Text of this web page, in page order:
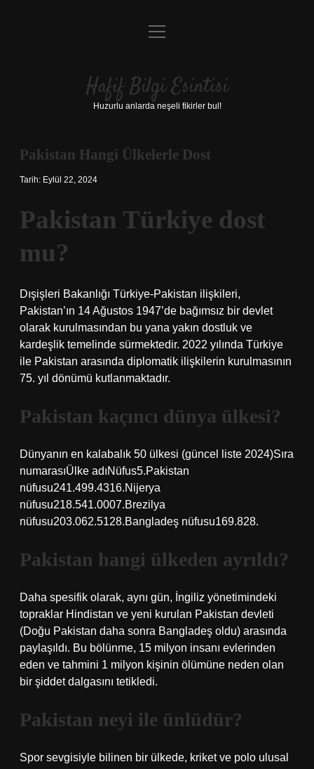
Anasayfa
Yasal Uyarı
menüyü
Hafif Bilgi Esintisi
Huzurlu anlarda neşeli fikirler bul!
Pakistan Hangi Ülkelerle Dost
Tarih: Eylül 22, 2024
Pakistan Türkiye dost
mu?
Dışişleri Bakanlığı Türkiye-Pakistan ilişkileri,
Pakistan’ın 14 Ağustos 1947’de bağımsız bir devlet
olarak kurulmasından bu yana yakın dostluk ve
kardeşlik temelinde sürmektedir. 2022 yılında Türkiye
ile Pakistan arasında diplomatik ilişkilerin kurulmasının
75. yıl dönümü kutlanmaktadır.
Pakistan kaçıncı dünya ülkesi?
Dünyanın en kalabalık 50 ülkesi (güncel liste 2024)Sıra
numarasıÜlke adıNüfus5.Pakistan
nüfusu241.499.4316.Nijerya
nüfusu218.541.0007.Brezilya
nüfusu203.062.5128.Bangladeş nüfusu169.828.
Pakistan hangi ülkeden ayrıldı?
Daha spesifik olarak, aynı gün, İngiliz yönetimindeki
topraklar Hindistan ve yeni kurulan Pakistan devleti
(Doğu Pakistan daha sonra Bangladeş oldu) arasında
paylaşıldı. Bu bölünme, 15 milyon insanı evlerinden
eden ve tahmini 1 milyon kişinin ölümüne neden olan
bir şiddet dalgasını tetikledi.
Pakistan neyi ile ünlüdür?
Spor sevgisiyle bilinen bir ülkede, kriket ve polo ulusal